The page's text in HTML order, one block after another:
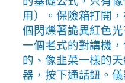
用）。保險箱打開
個閃爍著詭異紅色
一個老式的對講機
的、像韭菜一樣的
器，按下通話鈕。